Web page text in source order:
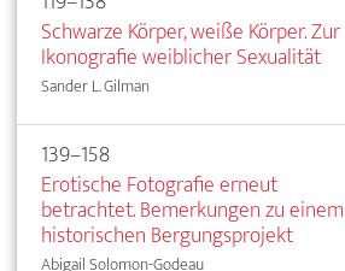
Schwarze Körper, weiße Körper. Zur
Ikonografie weiblicher Sexualität
Sander L. Gilman
139–158
Erotische Fotografie erneut
betrachtet. Bemerkungen zu einem
historischen Bergungsprojekt
Abigail Solomon-Godeau